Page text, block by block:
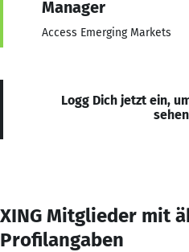
Manager
Access Emerging Markets
Logg Dich jetzt ein,
XING Mitglieder mit
Profilangaben